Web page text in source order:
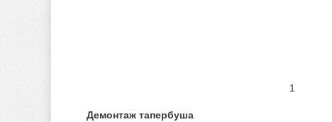
1
Демонтаж тапербуша